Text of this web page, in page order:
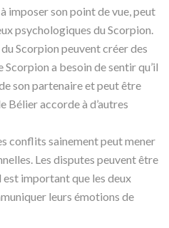
imposer son point de vue, peut
psychologiques du Scorpion.
Scorpion peuvent créer des
Scorpion a besoin de sentir qu’il
son partenaire et peut être
Bélier accorde à d’autres
conflits sainement peut mener
Les disputes peuvent être
est important que les deux
leurs émotions de